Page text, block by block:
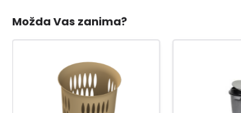
Možda Vas zanima?